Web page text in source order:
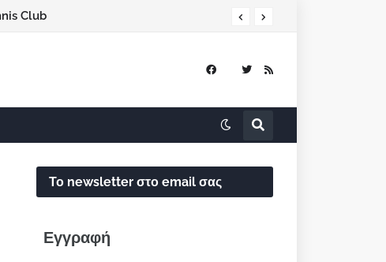
Club
Το newsletter στο email σας
Εγγραφή